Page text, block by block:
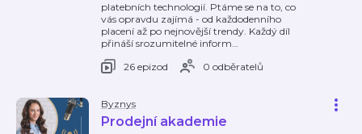
platebních technologií. Ptáme se na to, co
vás opravdu zajímá - od každodenního
placení až po nejnovější trendy. Každý díl
přináší srozumitelné inform…
26 epizod
0 odběratelů
Byznys
Prodejní akademie